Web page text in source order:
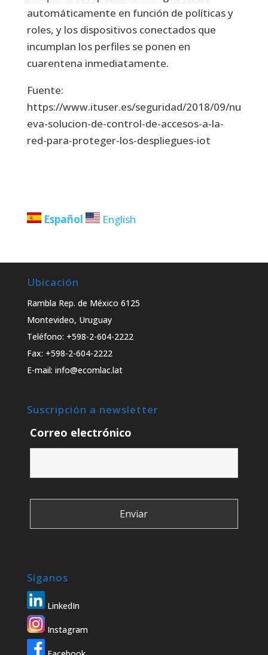
automáticamente en función de políticas y
roles, y los dispositivos conectados que
incumplan los perfiles se ponen en
cuarentena inmediatamente.
Fuente:
https://www.ituser.es/seguridad/2018/09/nu
eva-solucion-de-control-de-accesos-a-la-
red-para-proteger-los-despliegues-iot
Español English
Ubicación
Rambla Rep. de México 6125
Montevideo, Uruguay
Teléfono: +598-2-604-2222
Fax: +598-2-604-2222
E-mail: info@ecomlac.lat
Suscripción a newsletter
Correo electrónico
Síganos
LinkedIn
Instagram